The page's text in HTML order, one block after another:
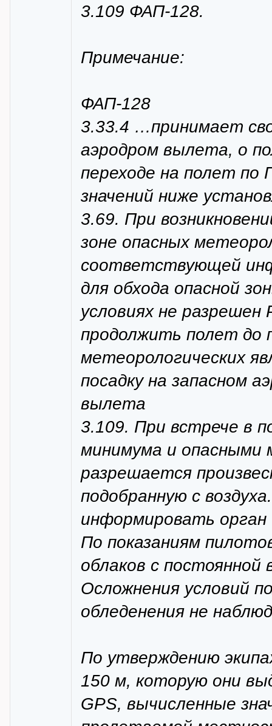
3.109 ФАП-128.
Примечание:
ФАП-128
3.33.4 …принимает
аэродром вылета, о
переходе на полет по
значений ниже
3.69. При
зоне опасных
соответствующей
для обхода опасной
условиях не
продолжить полет до
метеорологических
посадку на запасном
вылета
3.109. При встрече в
минимума и опасными
разрешается
подобранную с
информировать орган
По показаниям
облаков с
Осложнения условий
обледенения не
По утверждению
150 м, которую они
GPS, вычисленные